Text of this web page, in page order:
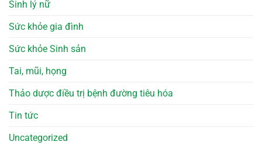
Sinh lý nữ
Sức khỏe gia đình
Sức khỏe Sinh sản
Tai, mũi, họng
Thảo dược điều trị bệnh đường tiêu hóa
Tin tức
Uncategorized